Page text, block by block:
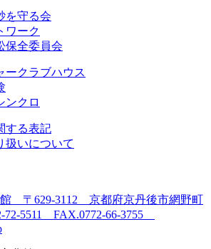
を守る会
ワーク
保全委員会
ークラブハウス
ンクロ
する表記
扱いについて